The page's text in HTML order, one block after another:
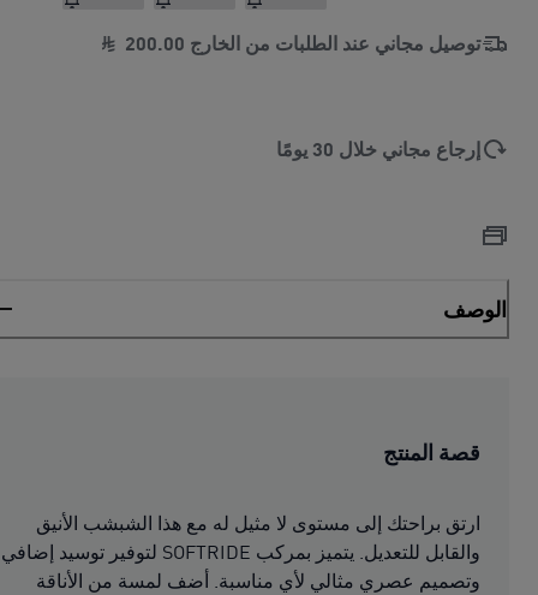
توصيل مجاني عند الطلبات من الخارج 200.00
إرجاع مجاني خلال 30 يومًا
الوصف
قصة المنتج
ارتق براحتك إلى مستوى لا مثيل له مع هذا الشبشب الأنيق
والقابل للتعديل. يتميز بمركب SOFTRIDE لتوفير توسيد إضافي
وتصميم عصري مثالي لأي مناسبة. أضف لمسة من الأناقة